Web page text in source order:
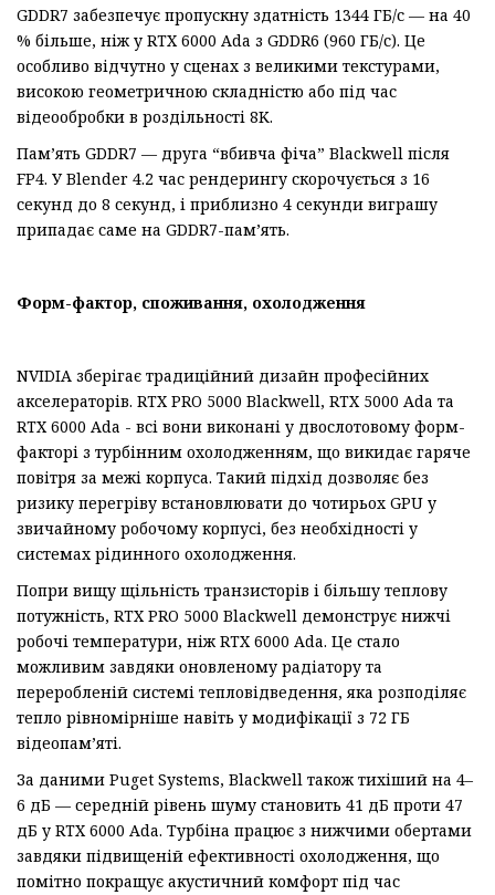
GDDR7 забезпечує пропускну здатність 1344 ГБ/с — на 40
% більше, ніж у RTX 6000 Ada з GDDR6 (960 ГБ/с). Це
особливо відчутно у сценах з великими текстурами,
високою геометричною складністю або під час
відеообробки в роздільності 8K.
Пам’ять GDDR7 — друга “вбивча фіча” Blackwell після
FP4. У Blender 4.2 час рендерингу скорочується з 16
секунд до 8 секунд, і приблизно 4 секунди виграшу
припадає саме на GDDR7-пам’ять.
Форм-фактор, споживання, охолодження
NVIDIA зберігає традиційний дизайн професійних
акселераторів. RTX PRO 5000 Blackwell, RTX 5000 Ada та
RTX 6000 Ada - всі вони виконані у двослотовому форм-
факторі з турбінним охолодженням, що викидає гаряче
повітря за межі корпуса. Такий підхід дозволяє без
ризику перегріву встановлювати до чотирьох GPU у
звичайному робочому корпусі, без необхідності у
системах рідинного охолодження.
Попри вищу щільність транзисторів і більшу теплову
потужність, RTX PRO 5000 Blackwell демонструє нижчі
робочі температури, ніж RTX 6000 Ada. Це стало
можливим завдяки оновленому радіатору та
переробленій системі тепловідведення, яка розподіляє
тепло рівномірніше навіть у модифікації з 72 ГБ
відеопам’яті.
За даними Puget Systems, Blackwell також тихіший на 4–
6 дБ — середній рівень шуму становить 41 дБ проти 47
дБ у RTX 6000 Ada. Турбіна працює з нижчими обертами
завдяки підвищеній ефективності охолодження, що
помітно покращує акустичний комфорт під час